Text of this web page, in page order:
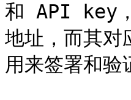
和 API key
地址，而其
用来签署和验